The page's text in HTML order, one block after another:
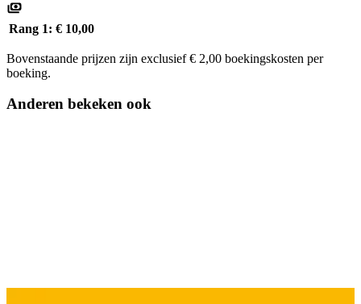
Rang 1: € 10,00
Bovenstaande prijzen zijn exclusief € 2,00 boekingskosten per
boeking.
Anderen bekeken ook